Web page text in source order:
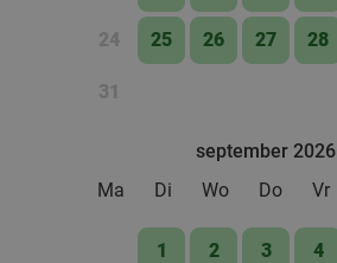
24 25 26 27 28
31
september 2026
Ma
Di Wo Do Vr
1 2 3 4